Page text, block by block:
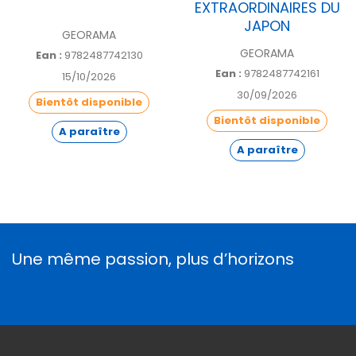
GEORAMA
Ean : 9782487742130
15/10/2026
Bientôt disponible
A paraître
EXTRAORDINAIRES DU
JAPON
GEORAMA
Ean : 9782487742161
30/09/2026
Bientôt disponible
A paraître
Une même passion, plus d’horizons